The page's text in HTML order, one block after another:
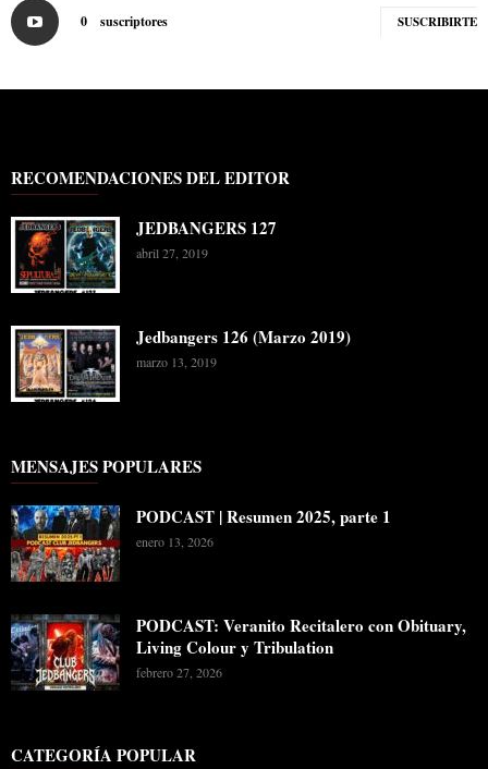
0 suscriptores SUSCRIBIRTE
RECOMENDACIONES DEL EDITOR
JEDBANGERS 127
abril 27, 2019
Jedbangers 126 (Marzo 2019)
marzo 13, 2019
MENSAJES POPULARES
PODCAST | Resumen 2025, parte 1
enero 13, 2026
PODCAST: Veranito Recitalero con Obituary,
Living Colour y Tribulation
febrero 27, 2026
CATEGORÍA POPULAR